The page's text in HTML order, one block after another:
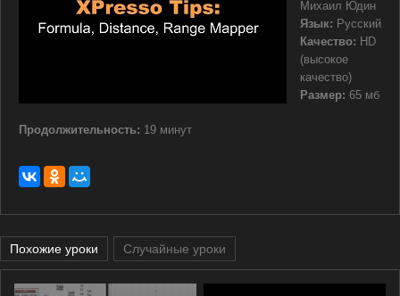
Михаил Юдин
Язык: Русский
Качество: HD
(высокое
качество)
Размер: 65 мб
Продолжительность: 19 минут
Похожие уроки Случайные уроки